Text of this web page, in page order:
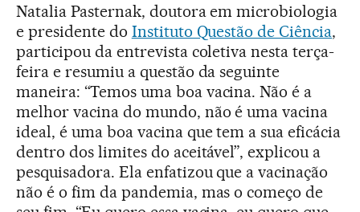
Natalia Pasternak, doutora em microbiologia
e presidente do Instituto Questão de Ciência,
participou da entrevista coletiva nesta terça-
feira e resumiu a questão da seguinte
maneira: “Temos uma boa vacina. Não é a
melhor vacina do mundo, não é uma vacina
ideal, é uma boa vacina que tem a sua eficácia
dentro dos limites do aceitável”, explicou a
pesquisadora. Ela enfatizou que a vacinação
não é o fim da pandemia, mas o começo de